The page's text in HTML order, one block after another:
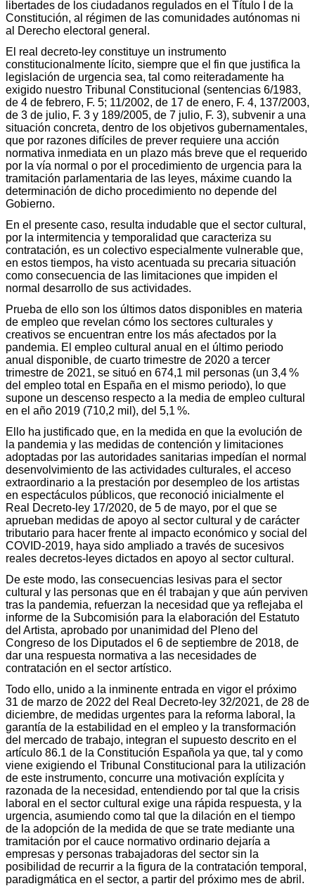
libertades de los ciudadanos regulados en el Título I de la
Constitución, al régimen de las comunidades autónomas ni
al Derecho electoral general.
El real decreto-ley constituye un instrumento
constitucionalmente lícito, siempre que el fin que justifica la
legislación de urgencia sea, tal como reiteradamente ha
exigido nuestro Tribunal Constitucional (sentencias 6/1983,
de 4 de febrero, F. 5; 11/2002, de 17 de enero, F. 4, 137/2003,
de 3 de julio, F. 3 y 189/2005, de 7 julio, F. 3), subvenir a una
situación concreta, dentro de los objetivos gubernamentales,
que por razones difíciles de prever requiere una acción
normativa inmediata en un plazo más breve que el requerido
por la vía normal o por el procedimiento de urgencia para la
tramitación parlamentaria de las leyes, máxime cuando la
determinación de dicho procedimiento no depende del
Gobierno.
En el presente caso, resulta indudable que el sector cultural,
por la intermitencia y temporalidad que caracteriza su
contratación, es un colectivo especialmente vulnerable que,
en estos tiempos, ha visto acentuada su precaria situación
como consecuencia de las limitaciones que impiden el
normal desarrollo de sus actividades.
Prueba de ello son los últimos datos disponibles en materia
de empleo que revelan cómo los sectores culturales y
creativos se encuentran entre los más afectados por la
pandemia. El empleo cultural anual en el último periodo
anual disponible, de cuarto trimestre de 2020 a tercer
trimestre de 2021, se situó en 674,1 mil personas (un 3,4 %
del empleo total en España en el mismo periodo), lo que
supone un descenso respecto a la media de empleo cultural
en el año 2019 (710,2 mil), del 5,1 %.
Ello ha justificado que, en la medida en que la evolución de
la pandemia y las medidas de contención y limitaciones
adoptadas por las autoridades sanitarias impedían el normal
desenvolvimiento de las actividades culturales, el acceso
extraordinario a la prestación por desempleo de los artistas
en espectáculos públicos, que reconoció inicialmente el
Real Decreto-ley 17/2020, de 5 de mayo, por el que se
aprueban medidas de apoyo al sector cultural y de carácter
tributario para hacer frente al impacto económico y social del
COVID-2019, haya sido ampliado a través de sucesivos
reales decretos-leyes dictados en apoyo al sector cultural.
De este modo, las consecuencias lesivas para el sector
cultural y las personas que en él trabajan y que aún perviven
tras la pandemia, refuerzan la necesidad que ya reflejaba el
informe de la Subcomisión para la elaboración del Estatuto
del Artista, aprobado por unanimidad del Pleno del
Congreso de los Diputados el 6 de septiembre de 2018, de
dar una respuesta normativa a las necesidades de
contratación en el sector artístico.
Todo ello, unido a la inminente entrada en vigor el próximo
31 de marzo de 2022 del Real Decreto-ley 32/2021, de 28 de
diciembre, de medidas urgentes para la reforma laboral, la
garantía de la estabilidad en el empleo y la transformación
del mercado de trabajo, integran el supuesto descrito en el
artículo 86.1 de la Constitución Española ya que, tal y como
viene exigiendo el Tribunal Constitucional para la utilización
de este instrumento, concurre una motivación explícita y
razonada de la necesidad, entendiendo por tal que la crisis
laboral en el sector cultural exige una rápida respuesta, y la
urgencia, asumiendo como tal que la dilación en el tiempo
de la adopción de la medida de que se trate mediante una
tramitación por el cauce normativo ordinario dejaría a
empresas y personas trabajadoras del sector sin la
posibilidad de recurrir a la figura de la contratación temporal,
paradigmática en el sector, a partir del próximo mes de abril.